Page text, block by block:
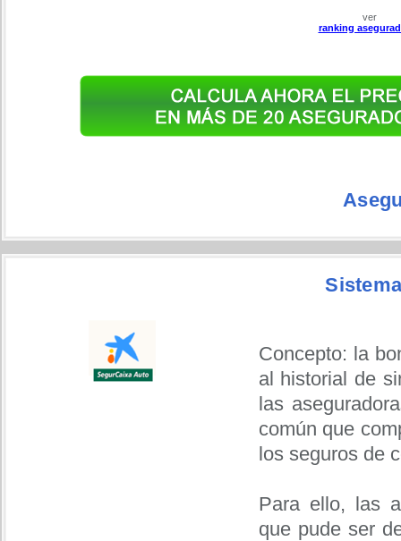
ver
ranking
Concepto: la
al historial de
las
común que
los seguros de
Para ello, las
que pude ser